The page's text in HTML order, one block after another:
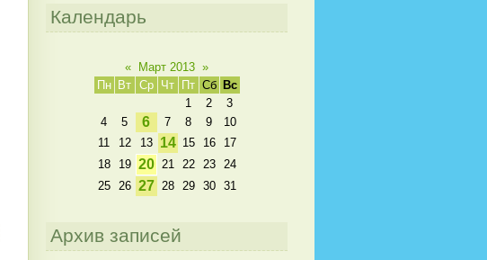
Календарь
« Март 2013 »
Пн
Вт Ср Чт Пт Сб
Вс
1
2
3
4
5 6 7 8 9
10
11
12 13 14 15 16
17
18
19 20 21 22 23
24
25
26 27 28 29 30 31
Архив записей